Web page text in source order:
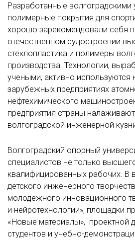
Разработанные волгоградскими
полимерные покрытия для
хорошо зарекомендовали себя
отечественном судостроении
стеклопластика и полимеры
производства. Технологии,
учеными, активно используются
зарубежных предприятиях
нефтехимического
предприятия страны
волгоградской инженерной
Волгоградский опорный
специалистов не только
квалифицированных рабочих. В
детского инженерного
молодежного инновационного
и нейротехнологии», площадки
«Новые материалы», проектной
студентов и учебно-